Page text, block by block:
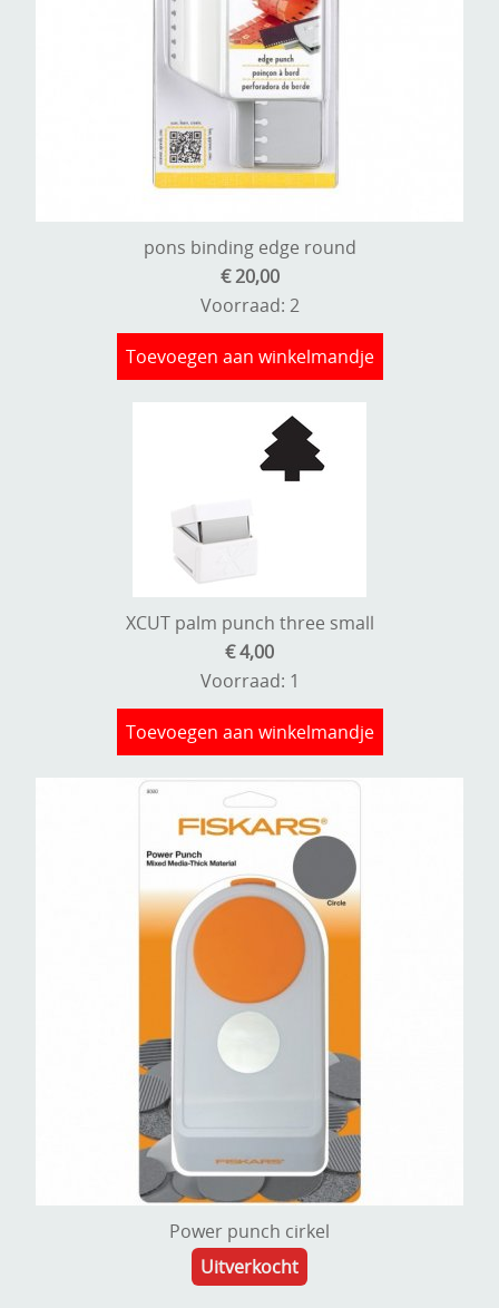
pons binding edge round
€ 20,00
Voorraad: 2
Toevoegen aan winkelmandje
XCUT palm punch three small
€ 4,00
Voorraad: 1
Toevoegen aan winkelmandje
Power punch cirkel
Uitverkocht